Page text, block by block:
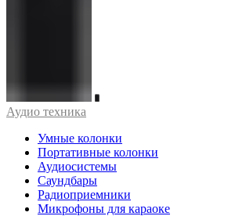
Аудио техника
Умные колонки
Портативные колонки
Аудиосистемы
Саундбары
Радиоприемники
Микрофоны для караоке